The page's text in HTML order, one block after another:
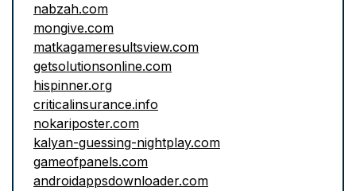
nabzah.com
mongive.com
matkagameresultsview.com
getsolutionsonline.com
hispinner.org
criticalinsurance.info
nokariposter.com
kalyan-guessing-nightplay.com
gameofpanels.com
androidappsdownloader.com